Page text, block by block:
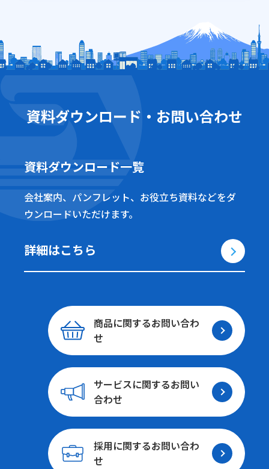
資料ダウンロード・お問い合わせ
資料ダウンロード一覧
会社案内、パンフレット、お役立ち資料などをダ
ウンロードいただけます。
詳細はこちら
商品に関するお問い合わ
せ
サービスに関するお問い
合わせ
採用に関するお問い合わ
せ